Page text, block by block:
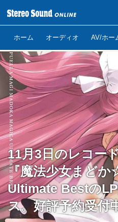
ホーム オーディオ AV/ホー
11月3日のレコー
『魔法少女まど
Ultimate Bestの
ス。好評予約受付